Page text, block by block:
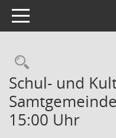
Toggle navigation
Schul- und
15:00 Uhr